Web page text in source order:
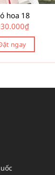
hoa 18
₫
ngay